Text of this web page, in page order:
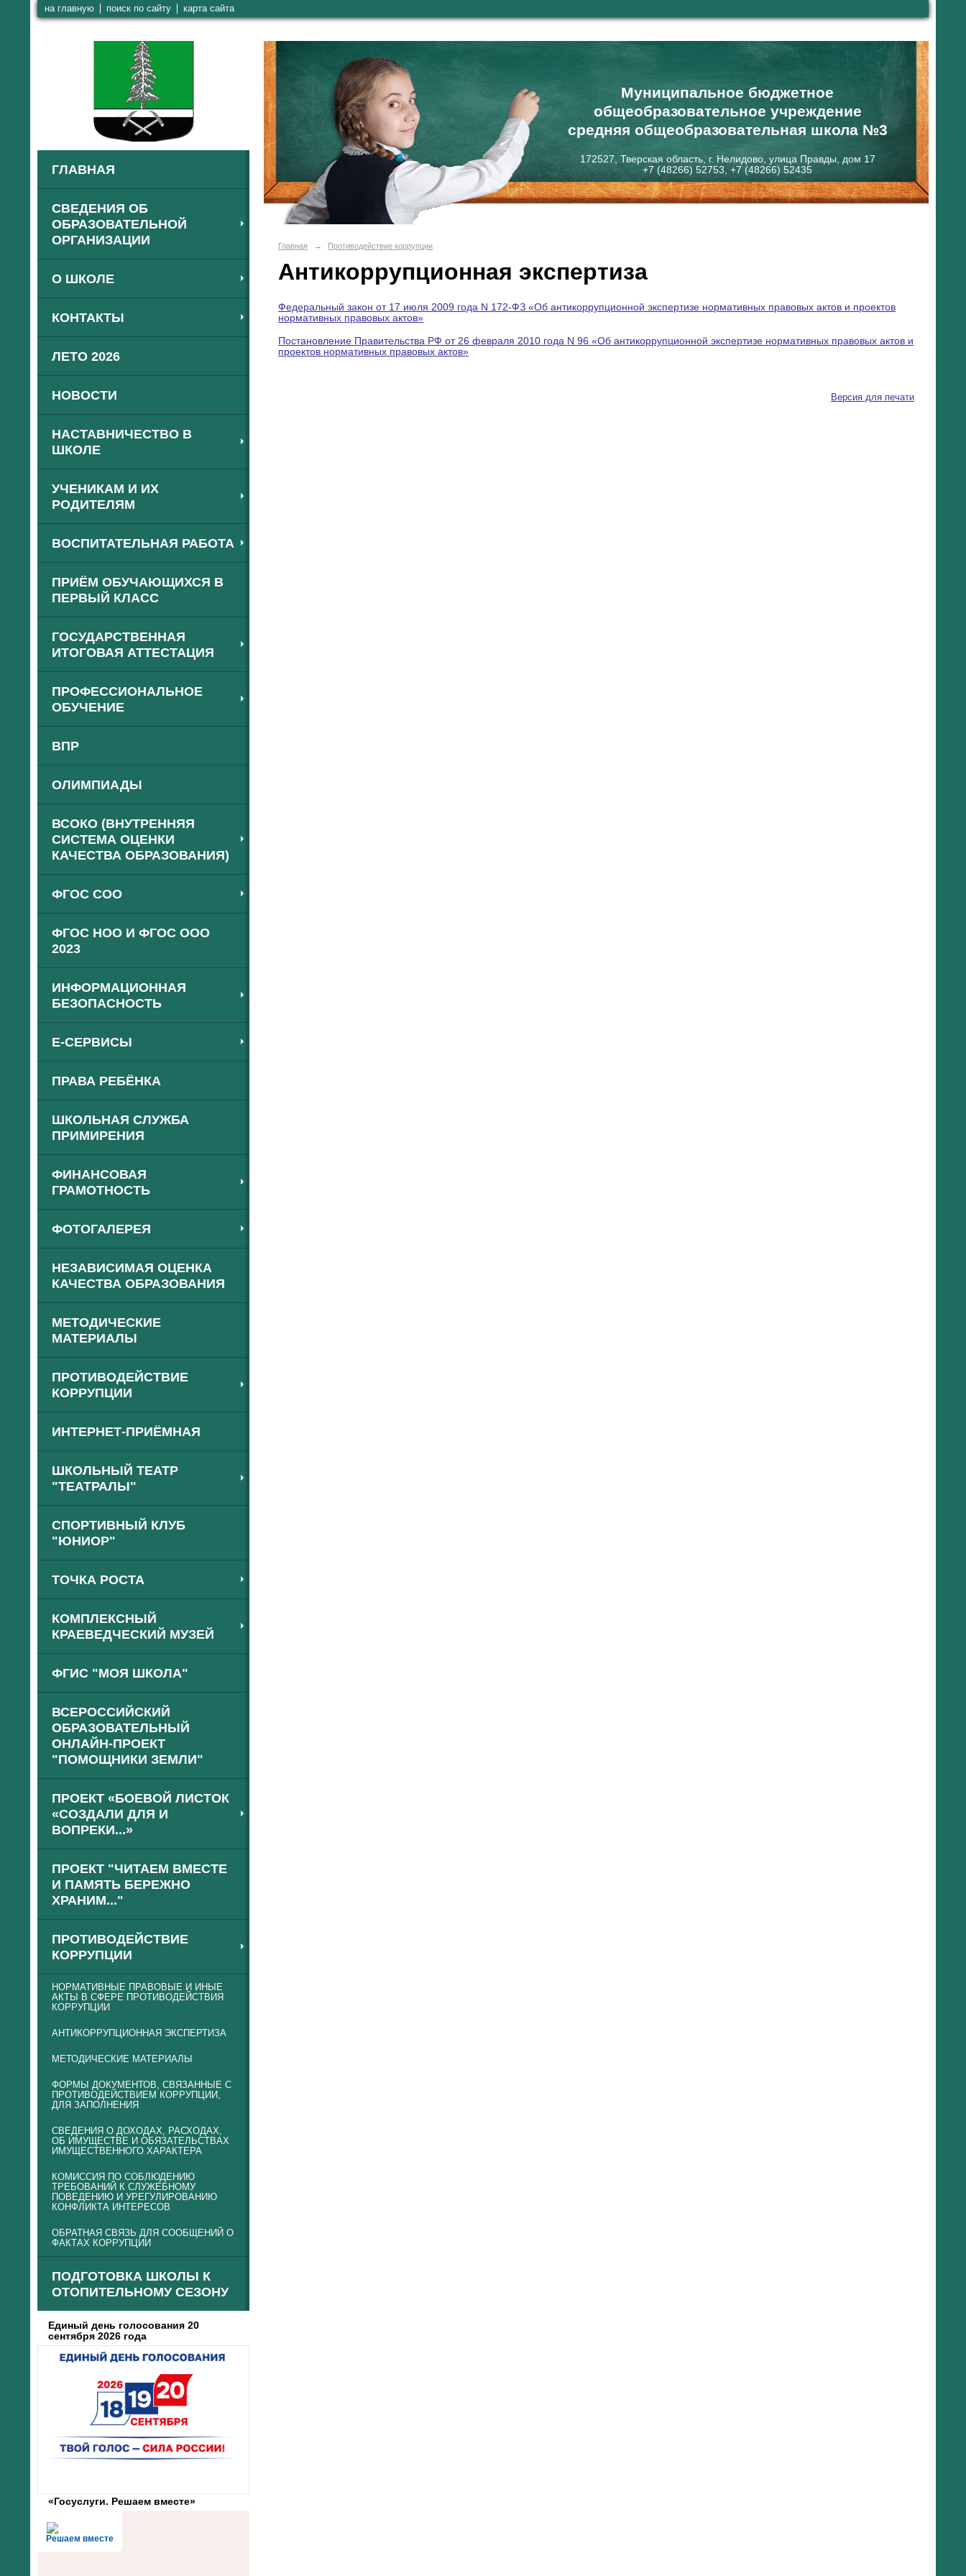
на главную поиск по сайту карта сайта
ГЛАВНАЯ
СВЕДЕНИЯ ОБ
ОБРАЗОВАТЕЛЬНОЙ
ОРГАНИЗАЦИИ
О ШКОЛЕ
КОНТАКТЫ
ЛЕТО 2026
НОВОСТИ
НАСТАВНИЧЕСТВО В
ШКОЛЕ
УЧЕНИКАМ И ИХ
РОДИТЕЛЯМ
ВОСПИТАТЕЛЬНАЯ РАБОТА
ПРИЁМ ОБУЧАЮЩИХСЯ В
ПЕРВЫЙ КЛАСС
ГОСУДАРСТВЕННАЯ
ИТОГОВАЯ АТТЕСТАЦИЯ
ПРОФЕССИОНАЛЬНОЕ
ОБУЧЕНИЕ
ВПР
ОЛИМПИАДЫ
ВСОКО (ВНУТРЕННЯЯ
СИСТЕМА ОЦЕНКИ
КАЧЕСТВА ОБРАЗОВАНИЯ)
ФГОС СОО
ФГОС НОО И ФГОС ООО
2023
ИНФОРМАЦИОННАЯ
БЕЗОПАСНОСТЬ
Е-СЕРВИСЫ
ПРАВА РЕБЁНКА
ШКОЛЬНАЯ СЛУЖБА
ПРИМИРЕНИЯ
ФИНАНСОВАЯ
ГРАМОТНОСТЬ
ФОТОГАЛЕРЕЯ
НЕЗАВИСИМАЯ ОЦЕНКА
КАЧЕСТВА ОБРАЗОВАНИЯ
МЕТОДИЧЕСКИЕ
МАТЕРИАЛЫ
ПРОТИВОДЕЙСТВИЕ
КОРРУПЦИИ
ИНТЕРНЕТ-ПРИЁМНАЯ
ШКОЛЬНЫЙ ТЕАТР
"ТЕАТРАЛЫ"
СПОРТИВНЫЙ КЛУБ
"ЮНИОР"
ТОЧКА РОСТА
КОМПЛЕКСНЫЙ
КРАЕВЕДЧЕСКИЙ МУЗЕЙ
ФГИС "МОЯ ШКОЛА"
ВСЕРОССИЙСКИЙ
ОБРАЗОВАТЕЛЬНЫЙ
ОНЛАЙН-ПРОЕКТ
"ПОМОЩНИКИ ЗЕМЛИ"
ПРОЕКТ «БОЕВОЙ ЛИСТОК
«СОЗДАЛИ ДЛЯ И
ВОПРЕКИ...»
ПРОЕКТ "ЧИТАЕМ ВМЕСТЕ
И ПАМЯТЬ БЕРЕЖНО
ХРАНИМ..."
ПРОТИВОДЕЙСТВИЕ
КОРРУПЦИИ
НОРМАТИВНЫЕ ПРАВОВЫЕ И ИНЫЕ
АКТЫ В СФЕРЕ ПРОТИВОДЕЙСТВИЯ
КОРРУПЦИИ
АНТИКОРРУПЦИОННАЯ ЭКСПЕРТИЗА
МЕТОДИЧЕСКИЕ МАТЕРИАЛЫ
ФОРМЫ ДОКУМЕНТОВ, СВЯЗАННЫЕ С
ПРОТИВОДЕЙСТВИЕМ КОРРУПЦИИ,
ДЛЯ ЗАПОЛНЕНИЯ
СВЕДЕНИЯ О ДОХОДАХ, РАСХОДАХ,
ОБ ИМУЩЕСТВЕ И ОБЯЗАТЕЛЬСТВАХ
ИМУЩЕСТВЕННОГО ХАРАКТЕРА
КОМИССИЯ ПО СОБЛЮДЕНИЮ
ТРЕБОВАНИЙ К СЛУЖЕБНОМУ
ПОВЕДЕНИЮ И УРЕГУЛИРОВАНИЮ
КОНФЛИКТА ИНТЕРЕСОВ
ОБРАТНАЯ СВЯЗЬ ДЛЯ СООБЩЕНИЙ О
ФАКТАХ КОРРУПЦИИ
ПОДГОТОВКА ШКОЛЫ К
ОТОПИТЕЛЬНОМУ СЕЗОНУ
Единый день голосования 20
сентября 2026 года
«Госуслуги. Решаем вместе»
Решаем вместе
Муниципальное бюджетное
общеобразовательное учреждение
средняя общеобразовательная школа №3
172527, Тверская область, г. Нелидово, улица Правды, дом 17
+7 (48266) 52753, +7 (48266) 52435
Главная → Противодействие коррупции
Антикоррупционная экспертиза
Федеральный закон от 17 июля 2009 года N 172-ФЗ «Об антикоррупционной экспертизе нормативных правовых актов и проектов
нормативных правовых актов»
Постановление Правительства РФ от 26 февраля 2010 года N 96 «Об антикоррупционной экспертизе нормативных правовых актов и
проектов нормативных правовых актов»
Версия для печати